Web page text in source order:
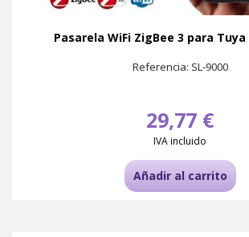
Pasarela WiFi ZigBee 3 para
Referencia: SL-9000
29,77 €
IVA incluido
Añadir al carrito